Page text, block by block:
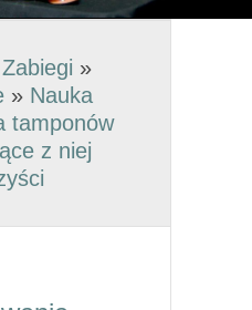
Zabiegi »
» Nauka
tamponów
z niej